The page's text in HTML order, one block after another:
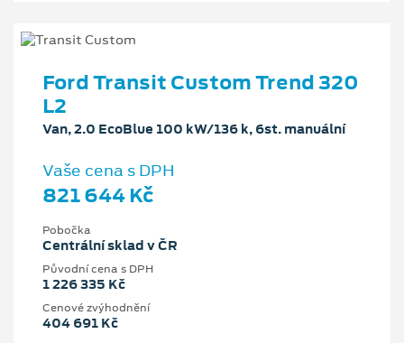
Ford Transit Custom Trend 320
L2
Van, 2.0 EcoBlue 100 kW/136 k, 6st. manuální
Vaše cena s DPH
821 644 Kč
Pobočka
Centrální sklad v ČR
Původní cena s DPH
1 226 335 Kč
Cenové zvýhodnění
404 691 Kč